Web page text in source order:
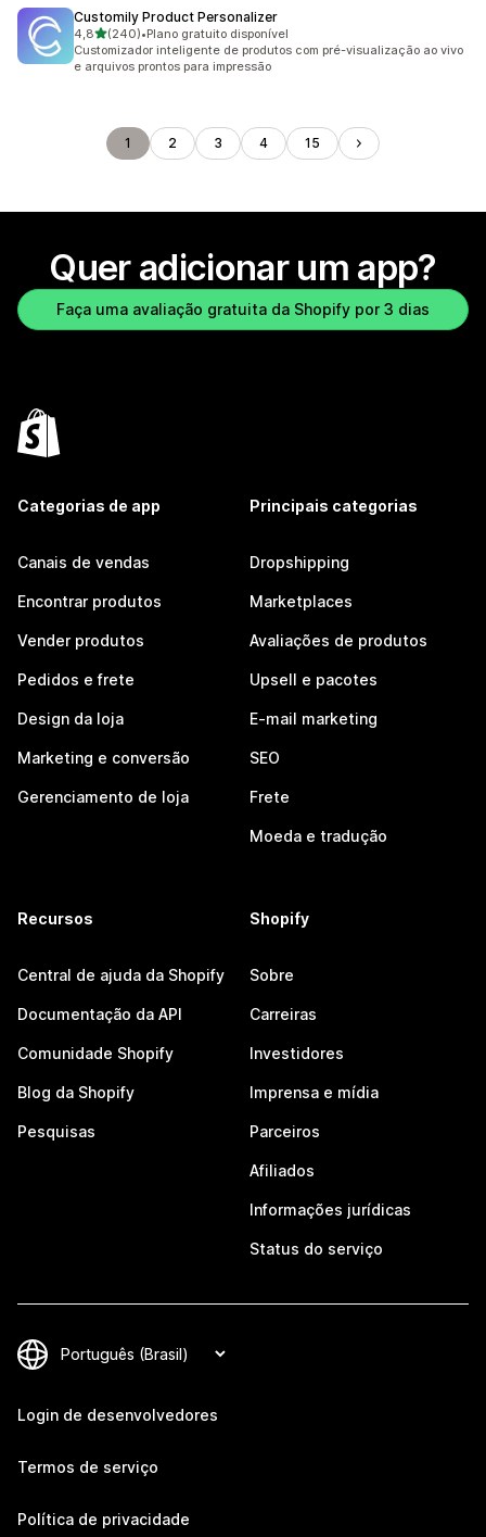
Customily Product Personalizer
4,8de 5 estrelas
(240)
240 avaliações ao todo
•Plano gratuito disponível
Customizador inteligente de produtos com pré-visualização ao vivo
e arquivos prontos para impressão
1 2 3 4 15
Quer adicionar um app?
Faça uma avaliação gratuita da Shopify por 3 dias
Categorias de app
Canais de vendas
Encontrar produtos
Vender produtos
Pedidos e frete
Design da loja
Marketing e conversão
Gerenciamento de loja
Principais categorias
Dropshipping
Marketplaces
Avaliações de produtos
Upsell e pacotes
E-mail marketing
SEO
Frete
Moeda e tradução
Recursos
Central de ajuda da Shopify
Documentação da API
Comunidade Shopify
Blog da Shopify
Pesquisas
Shopify
Sobre
Carreiras
Investidores
Imprensa e mídia
Parceiros
Afiliados
Informações jurídicas
Status do serviço
Login de desenvolvedores
Termos de serviço
Política de privacidade